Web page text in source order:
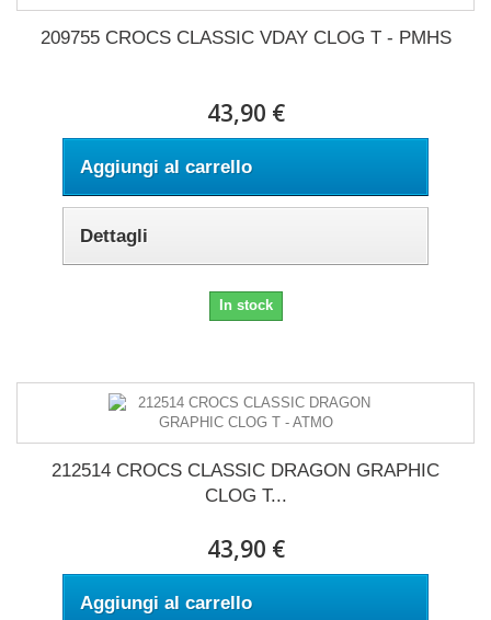
209755 CROCS CLASSIC VDAY CLOG T - PMHS
43,90 €
Aggiungi al carrello
Dettagli
In stock
212514 CROCS CLASSIC DRAGON GRAPHIC
CLOG T...
43,90 €
Aggiungi al carrello